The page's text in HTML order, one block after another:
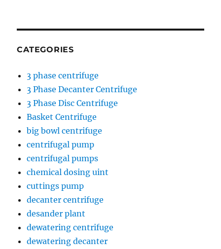
CATEGORIES
3 phase centrifuge
3 Phase Decanter Centrifuge
3 Phase Disc Centrifuge
Basket Centrifuge
big bowl centrifuge
centrifugal pump
centrifugal pumps
chemical dosing uint
cuttings pump
decanter centrifuge
desander plant
dewatering centrifuge
dewatering decanter